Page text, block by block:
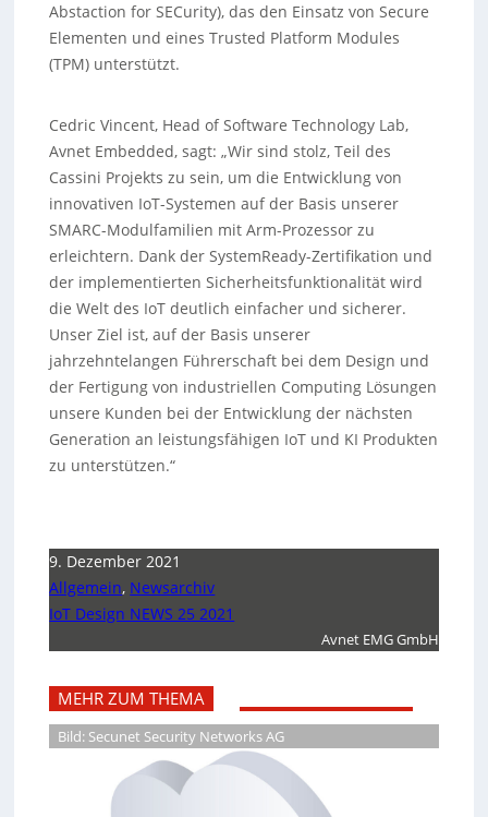
Abstaction for SECurity), das den Einsatz von Secure
Elementen und eines Trusted Platform Modules
(TPM) unterstützt.
Cedric Vincent, Head of Software Technology Lab,
Avnet Embedded, sagt: „Wir sind stolz, Teil des
Cassini Projekts zu sein, um die Entwicklung von
innovativen IoT-Systemen auf der Basis unserer
SMARC-Modulfamilien mit Arm-Prozessor zu
erleichtern. Dank der SystemReady-Zertifikation und
der implementierten Sicherheitsfunktionalität wird
die Welt des IoT deutlich einfacher und sicherer.
Unser Ziel ist, auf der Basis unserer
jahrzehntelangen Führerschaft bei dem Design und
der Fertigung von industriellen Computing Lösungen
unsere Kunden bei der Entwicklung der nächsten
Generation an leistungsfähigen IoT und KI Produkten
zu unterstützen.“
9. Dezember 2021
Allgemein, Newsarchiv
IoT Design NEWS 25 2021
Avnet EMG GmbH
MEHR ZUM THEMA
Bild: Secunet Security Networks AG